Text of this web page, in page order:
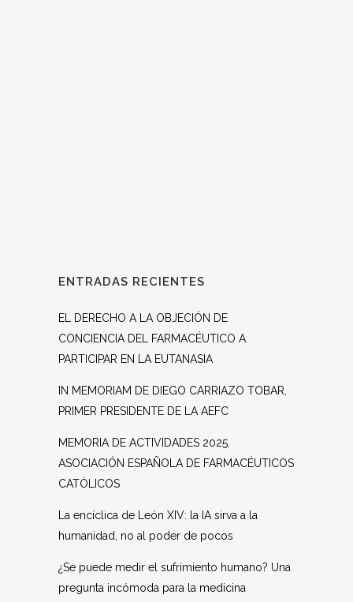
ENTRADAS RECIENTES
EL DERECHO A LA OBJECIÓN DE
CONCIENCIA DEL FARMACÉUTICO A
PARTICIPAR EN LA EUTANASIA
IN MEMORIAM DE DIEGO CARRIAZO TOBAR,
PRIMER PRESIDENTE DE LA AEFC
MEMORIA DE ACTIVIDADES 2025.
ASOCIACIÓN ESPAÑOLA DE FARMACÉUTICOS
CATÓLICOS
La encíclica de León XIV: la IA sirva a la
humanidad, no al poder de pocos
¿Se puede medir el sufrimiento humano? Una
pregunta incómoda para la medicina